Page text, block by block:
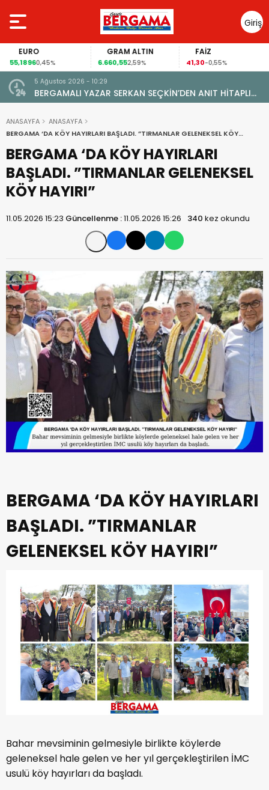
Giriş
Yap
EURO
55,18960,45%
GRAM ALTIN
6.660,552,59%
FAİZ
41,30-0,55%
5 Ağustos 2026 - 10:29
BERGAMALI YAZAR SERKAN SEÇKİN’DEN ANIT HİTAPLI
KİTAP: “PERGAMON’DAN ARTVİN’E”
ANASAYFA
ANASAYFA
BERGAMA ‘DA KÖY HAYIRLARI BAŞLADI. ”TIRMANLAR GELENEKSEL KÖY
BERGAMA ‘DA KÖY HAYIRLARI
BAŞLADI. ”TIRMANLAR GELENEKSEL
KÖY HAYIRI”
11.05.2026 15:23 Güncellenme :11.05.2026 15:26 340 kez okundu
BERGAMA ‘DA KÖY HAYIRLARI
BAŞLADI. ”TIRMANLAR
GELENEKSEL KÖY HAYIRI”
Bahar mevsiminin gelmesiyle birlikte köylerde
geleneksel hale gelen ve her yıl gerçekleştirilen İMC
usulü köy hayırları da başladı.